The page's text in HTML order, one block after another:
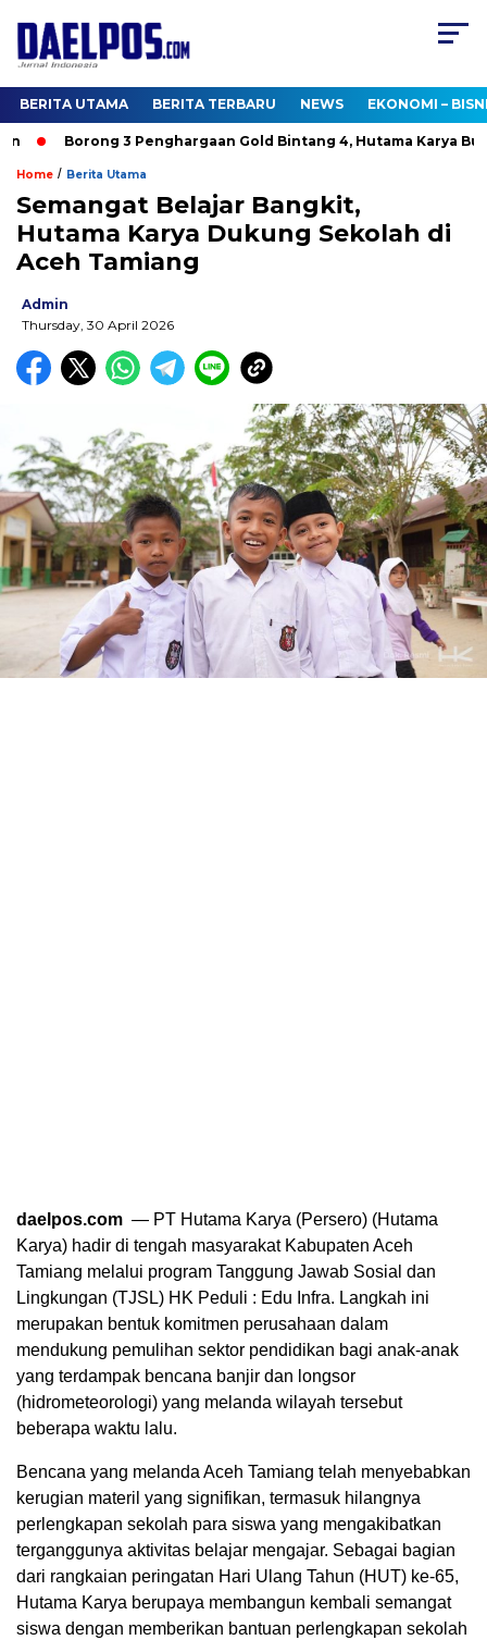
BERITA UTAMA BERITA TERBARU NEWS EKONOMI –
Borong 3 Penghargaan Gold Bintang 4, Hutama Karya
Home / Berita Utama
Semangat Belajar Bangkit,
Hutama Karya Dukung Sekolah di
Aceh Tamiang
Admin
Thursday, 30 April 2026
daelpos.com — PT Hutama Karya (Persero) (Hutama
Karya) hadir di tengah masyarakat Kabupaten Aceh
Tamiang melalui program Tanggung Jawab Sosial dan
Lingkungan (TJSL) HK Peduli : Edu Infra. Langkah ini
merupakan bentuk komitmen perusahaan dalam
mendukung pemulihan sektor pendidikan bagi anak-anak
yang terdampak bencana banjir dan longsor
(hidrometeorologi) yang melanda wilayah tersebut
beberapa waktu lalu.
Bencana yang melanda Aceh Tamiang telah menyebabkan
kerugian materil yang signifikan, termasuk hilangnya
perlengkapan sekolah para siswa yang mengakibatkan
terganggunya aktivitas belajar mengajar. Sebagai bagian
dari rangkaian peringatan Hari Ulang Tahun (HUT) ke-65,
Hutama Karya berupaya membangun kembali semangat
siswa dengan memberikan bantuan perlengkapan sekolah